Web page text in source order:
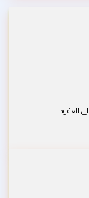
العقود